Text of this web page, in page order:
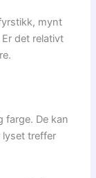
mynt
det relativt
farge. De kan
lyset treffer